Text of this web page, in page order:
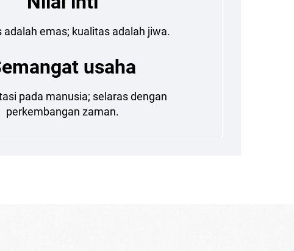
adalah emas; kualitas adalah jiwa.
usaha
pada manusia; selaras dengan
perkembangan zaman.